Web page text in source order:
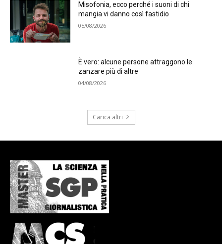
Misofonia, ecco perché i suoni di chi
mangia vi danno così fastidio
05/08/2026
È vero: alcune persone attraggono le
zanzare più di altre
04/08/2026
Carica altri